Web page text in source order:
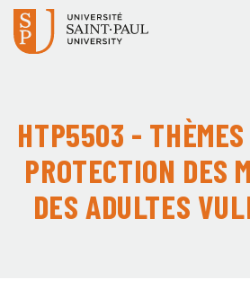
HTP5503 - THÈMES
PROTECTION DES
DES ADULTES